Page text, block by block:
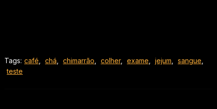
Tags: café chá chimarrão colher, exame jejum sangue
teste